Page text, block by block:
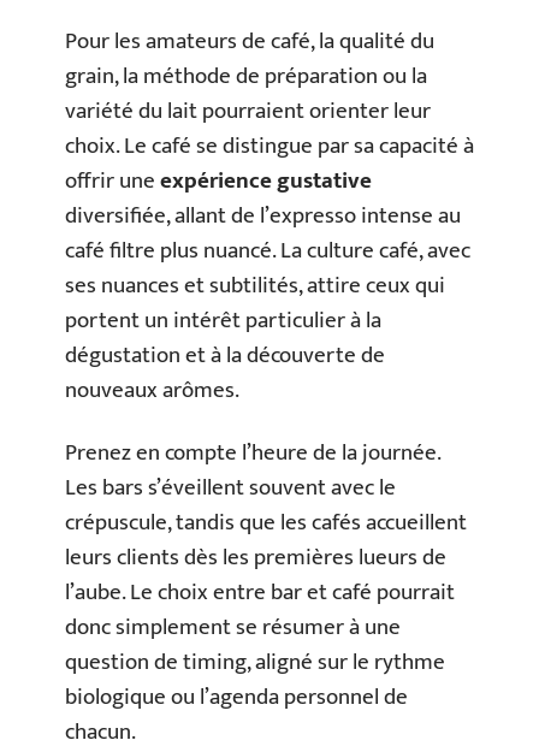
Pour les amateurs de café, la qualité du
grain, la méthode de préparation ou la
variété du lait pourraient orienter leur
choix. Le café se distingue par sa capacité à
offrir uneexpérience gustative
diversifiée, allant de l’expresso intense au
café filtre plus nuancé. La culture café, avec
ses nuances et subtilités, attire ceux qui
portent un intérêt particulier à la
dégustation et à la découverte de
nouveaux arômes.
Prenez en compte l’heure de la journée.
Les bars s’éveillent souvent avec le
crépuscule, tandis que les cafés accueillent
leurs clients dès les premières lueurs de
l’aube. Le choix entre bar et café pourrait
donc simplement se résumer à une
question de timing, aligné sur le rythme
biologique ou l’agenda personnel de
chacun.